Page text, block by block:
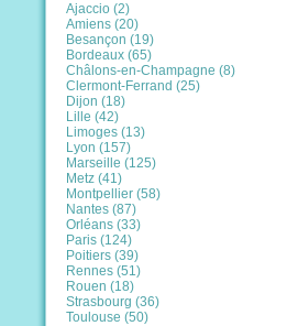
Ajaccio (2)
Amiens (20)
Besançon (19)
Bordeaux (65)
Châlons-en-Champagne (8)
Clermont-Ferrand (25)
Dijon (18)
Lille (42)
Limoges (13)
Lyon (157)
Marseille (125)
Metz (41)
Montpellier (58)
Nantes (87)
Orléans (33)
Paris (124)
Poitiers (39)
Rennes (51)
Rouen (18)
Strasbourg (36)
Toulouse (50)